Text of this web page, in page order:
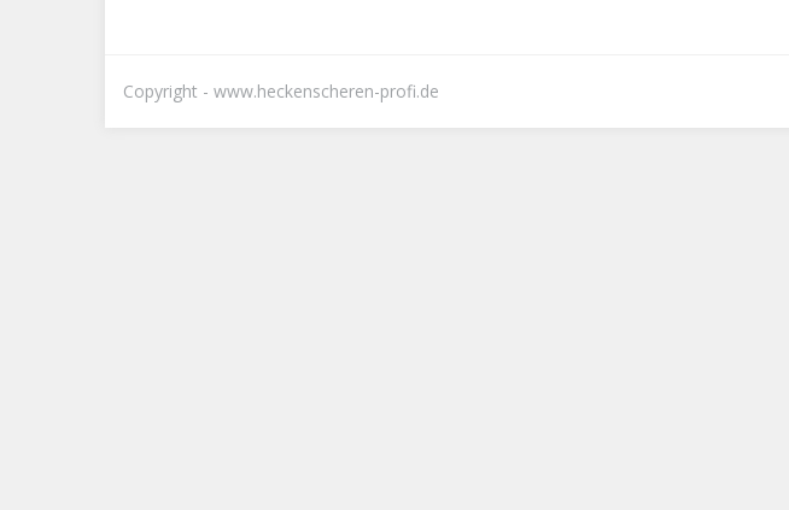
Copyright - www.heckenscheren-profi.de